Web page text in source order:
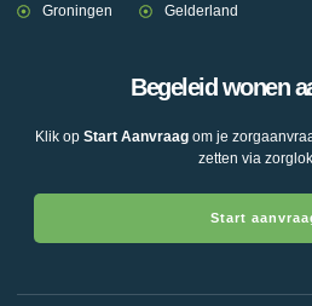
Groningen
Gelderland
Begeleid wonen
Klik op Start Aanvraagom je
zetten via
Start